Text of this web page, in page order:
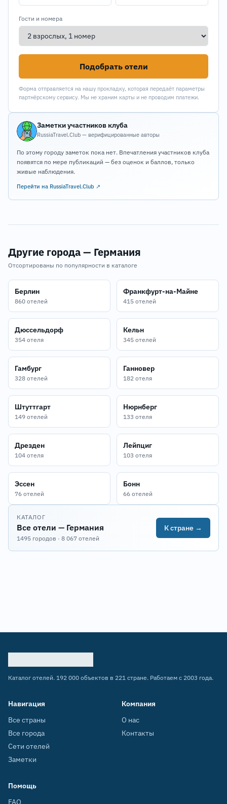
Гости и номера
Подобрать отели
Форма отправляется на нашу прокладку, которая передаёт параметры
партнёрскому сервису. Мы не храним карты и не проводим платежи.
Заметки участников клуба
RussiaTravel.Club — верифицированные авторы
По этому городу заметок пока нет. Впечатления участников клуба
появятся по мере публикаций — без оценок и баллов, только
живые наблюдения.
Перейти на RussiaTravel.Club ↗
Другие города — Германия
Отсортированы по популярности в каталоге
Берлин
860 отелей
Франкфурт-на-Майне
415 отелей
Дюссельдорф
354 отеля
Кельн
345 отелей
Гамбург
328 отелей
Ганновер
182 отеля
Штуттгарт
149 отелей
Нюрнберг
133 отеля
Дрезден
104 отеля
Лейпциг
103 отеля
Эссен
76 отелей
Бонн
66 отелей
КАТАЛОГ
Все отели — Германия
1495 городов · 8 067 отелей
К стране →
Каталог отелей. 192 000 объектов в 221 стране. Работаем с 2003 года.
Навигация
Все страны
Все города
Сети отелей
Заметки
Компания
О нас
Контакты
Помощь
FAQ